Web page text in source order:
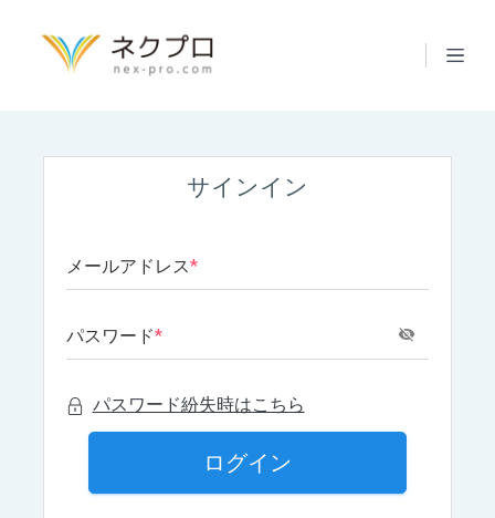
サインイン
メールアドレス*
パスワード*
パスワード紛失時はこちら
ログイン